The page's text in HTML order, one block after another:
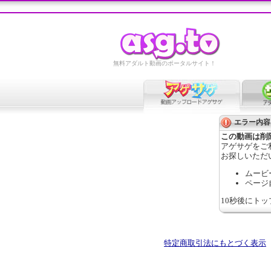
無料アダルト動画のポータルサイト！
エラー内容
この動画は削
アゲサゲをご
お探しいただ
ムービ
ページ
10秒後にト
特定商取引法にもとづく表示